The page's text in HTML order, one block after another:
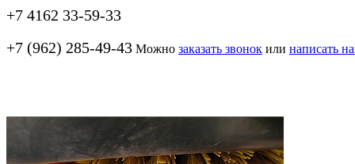
+7 4162 33-59-33
+7 (962) 285-49-43 Можно заказать звонок или написать